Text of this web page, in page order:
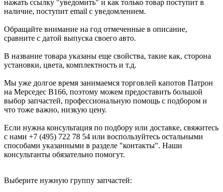
нажать ссылку "уведомить" и как только товар поступит в
наличие, поступит email с уведомлением.
Обращайте внимание на год отмеченные в описание,
сравните с датой выпуска своего авто.
В название товара указаны еще свойства, такие как, сторона
установки, цвета, комплектность и т.д.
Мы уже долгое время занимаемся торговлей капотов Патрон
на Мерседес В166, поэтому можем предоставить большой
выбор запчастей, профессиональную помощь с подбором и
что тоже важно, низкую цену.
Если нужна консультация по подбору или доставке, свяжитесь
с нами +7 (495) 722 78 54 или воспользуйтесь остальными
способами указанными в разделе "контакты". Наши
консультанты обязательно помогут.
Выберите нужную группу запчастей: